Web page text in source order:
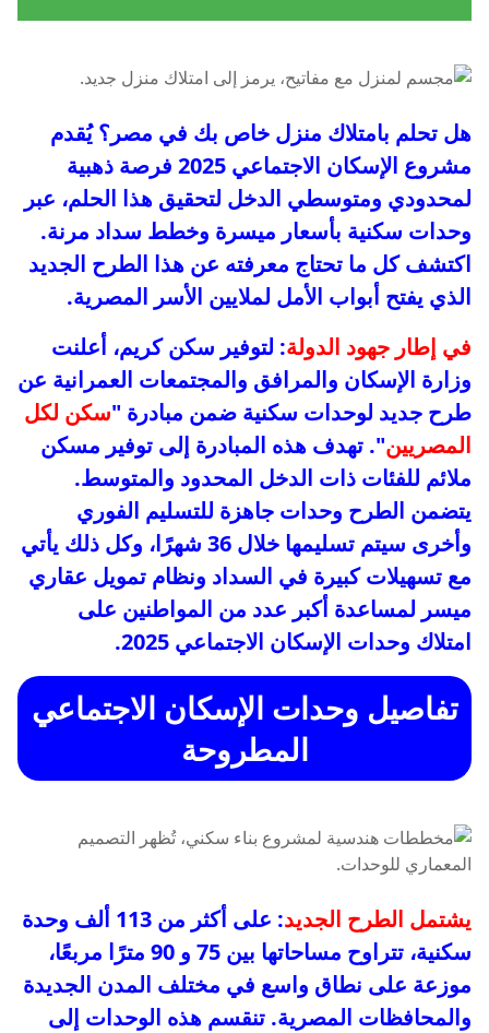
هل تحلم بامتلاك منزل خاص بك في مصر؟ يُقدم
مشروع الإسكان الاجتماعي 2025 فرصة ذهبية
لمحدودي ومتوسطي الدخل لتحقيق هذا الحلم، عبر
وحدات سكنية بأسعار ميسرة وخطط سداد مرنة.
اكتشف كل ما تحتاج معرفته عن هذا الطرح الجديد
الذي يفتح أبواب الأمل لملايين الأسر المصرية.
في إطار جهود الدولة: لتوفير سكن كريم، أعلنت
وزارة الإسكان والمرافق والمجتمعات العمرانية عن
طرح جديد لوحدات سكنية ضمن مبادرة "سكن لكل
المصريين". تهدف هذه المبادرة إلى توفير مسكن
ملائم للفئات ذات الدخل المحدود والمتوسط.
يتضمن الطرح وحدات جاهزة للتسليم الفوري
وأخرى سيتم تسليمها خلال 36 شهرًا، وكل ذلك يأتي
مع تسهيلات كبيرة في السداد ونظام تمويل عقاري
ميسر لمساعدة أكبر عدد من المواطنين على
امتلاك وحدات الإسكان الاجتماعي 2025.
تفاصيل وحدات الإسكان الاجتماعي
المطروحة
يشتمل الطرح الجديد
: على أكثر من 113 ألف وحدة
سكنية، تتراوح مساحاتها بين 75 و 90 مترًا مربعًا،
موزعة على نطاق واسع في مختلف المدن الجديدة
والمحافظات المصرية. تنقسم هذه الوحدات إلى